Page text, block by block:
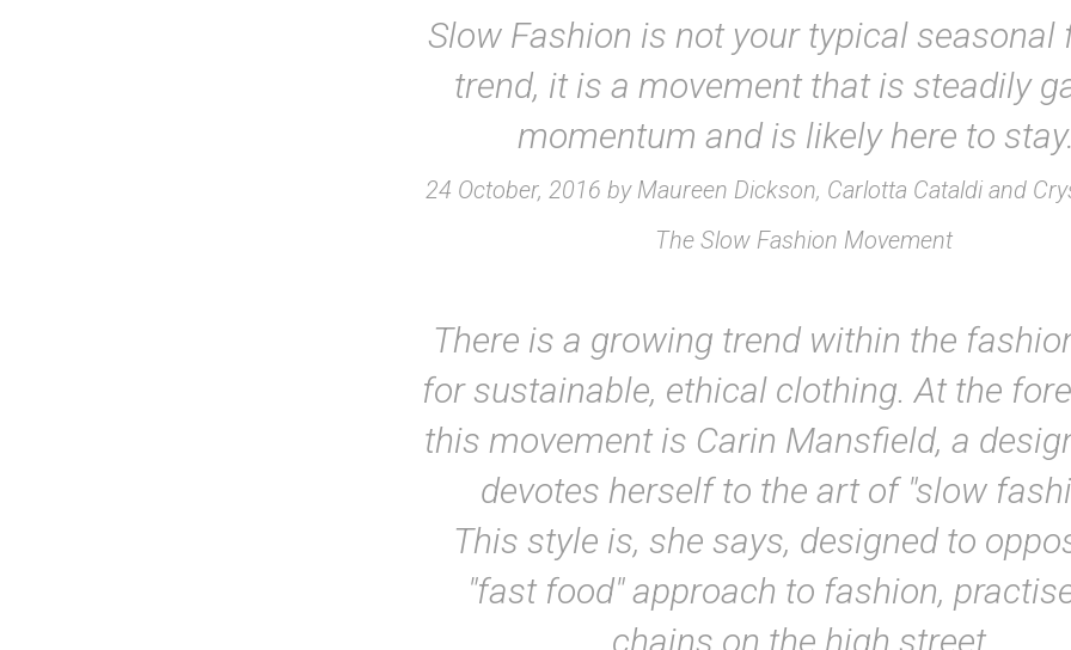
Slow Fashion is not your typical seasonal
trend, it is a movement that is steadily
momentum and is likely here to
24 October, 2016 by Maureen Dickson, Carlotta Cataldi and
The Slow Fashion Movement
There is a growing trend within the
for sustainable, ethical clothing. At the
this movement is Carin Mansfield, a
devotes herself to the art of "slow
This style is, she says, designed to
"fast food" approach to fashion,
chains on the high street.